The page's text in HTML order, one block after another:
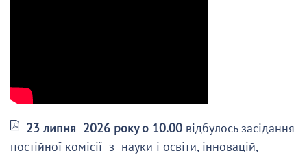
23 липня 2026 року о 10.00 відбулось засідання
постійної комісії з науки і освіти, інновацій,